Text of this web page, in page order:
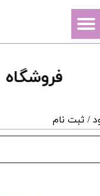
فروشگاه
/ ثبت نام
حساب کاربری من
سفارشات